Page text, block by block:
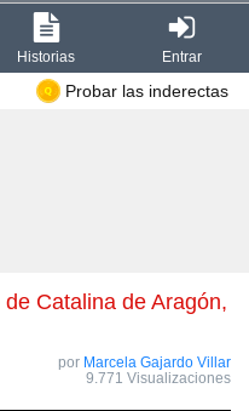
Historias Entrar
Probar las inderectas
por Marcela Gajardo Villar
9.771 Visualizaciones